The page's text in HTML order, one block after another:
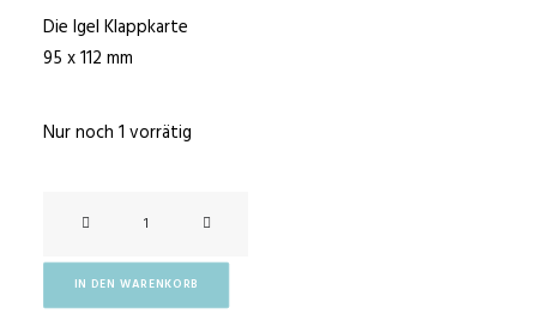
Die Igel Klappkarte
95 x 112 mm
Nur noch 1 vorrätig
Menge
IN DEN WARENKORB